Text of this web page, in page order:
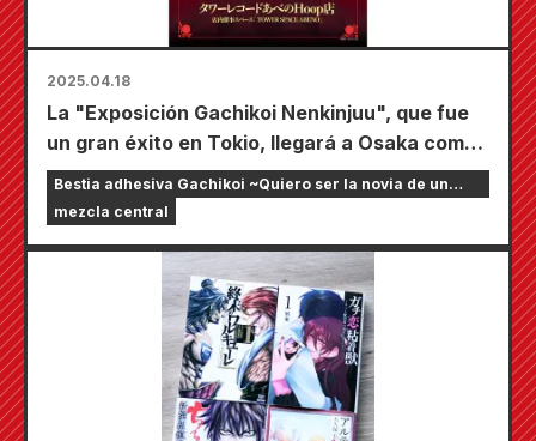
2025.04.18
La "Exposición Gachikoi Nenkinjuu", que fue
un gran éxito en Tokio, llegará a Osaka como
exposición itinerante, que se llevará a cabo
en la tienda Abeno Hoop de Tower Records a
partir del 25 de mayo.
Bestia adhesiva Gachikoi ~Quiero ser la novia de un
streamer en línea~
mezcla central